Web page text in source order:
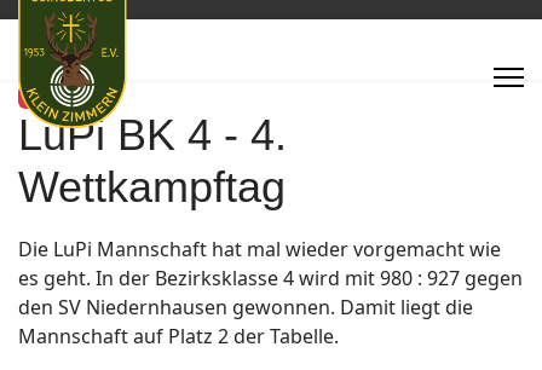
Featured
LuPi BK 4 - 4.
Wettkampftag
Die LuPi Mannschaft hat mal wieder vorgemacht wie
es geht. In der Bezirksklasse 4 wird mit 980 : 927 gegen
den SV Niedernhausen gewonnen. Damit liegt die
Mannschaft auf Platz 2 der Tabelle.